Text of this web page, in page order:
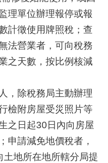
理單位辦理報停或報
計徵使用牌照稅；查
法營業者，可向稅務
之天數，按比例核減
，除稅務局主動辦理
檢附房屋受災照片等
之日起30日內向房屋
申請減免地價稅者，
地所在地所轄分局提